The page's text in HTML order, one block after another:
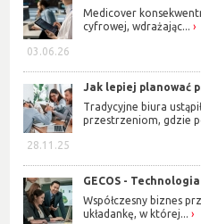
03.06.26
Medicover
cyfrowej, wdrażając...
28.11.25
Jak lepiej planować
Tradycyjne biura
przestrzeniom, gdzie
GECOS -
Współczesny biznes
układankę, w której...